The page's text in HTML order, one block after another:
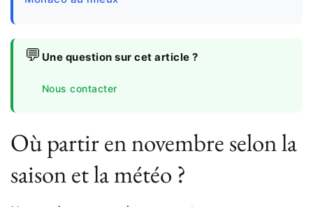
💬 Une question sur cet article ?
Nous contacter
Où partir en novembre selon la
saison et la météo ?